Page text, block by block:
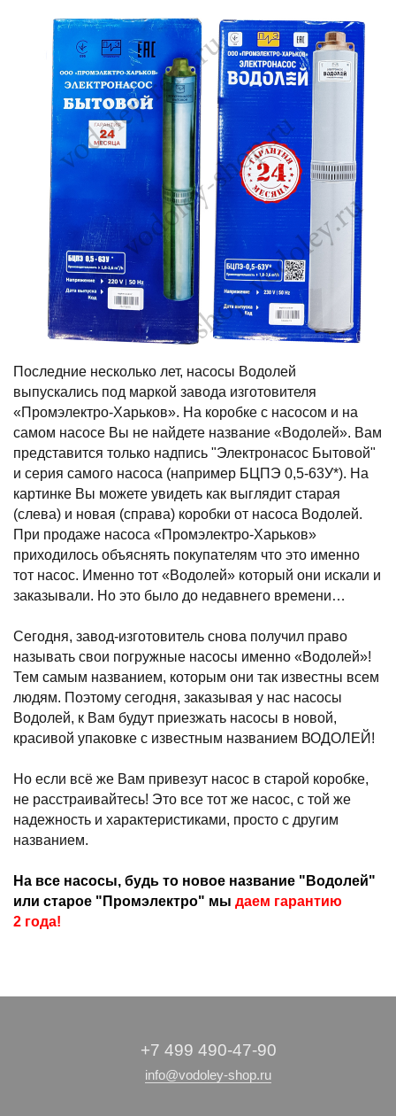
Последние несколько лет, насосы Водолей
выпускались под маркой завода изготовителя
«Промэлектро-Харьков». На коробке с насосом и на
самом насосе Вы не найдете название «Водолей». Вам
представится только надпись "Электронасос Бытовой"
и серия самого насоса (например БЦПЭ 0,5-63У*). На
картинке Вы можете увидеть как выглядит старая
(слева) и новая (справа) коробки от насоса Водолей.
При продаже насоса «Промэлектро-Харьков»
приходилось объяснять покупателям что это именно
тот насос. Именно тот «Водолей» который они искали и
заказывали. Но это было до недавнего времени…
Сегодня, завод-изготовитель снова получил право
называть свои погружные насосы именно «Водолей»!
Тем самым названием, которым они так известны всем
людям. Поэтому сегодня, заказывая у нас насосы
Водолей, к Вам будут приезжать насосы в новой,
красивой упаковке с известным названием ВОДОЛЕЙ!
Но если всё же Вам привезут насос в старой коробке,
не расстраивайтесь! Это все тот же насос, с той же
надежность и характеристиками, просто с другим
названием.
На все насосы, будь то новое название "Водолей"
или старое "Промэлектро" мы даем гарантию
2 года!
+7 499 490-47-90
info@vodoley-shop.ru